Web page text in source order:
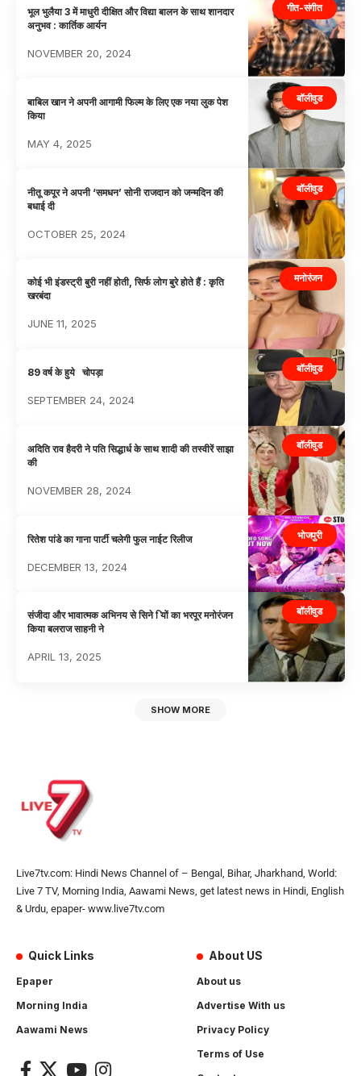
गीत-संगीत
भूल भुलैया 3 में माधुरी दीक्षित और विद्या बालन के साथ शानदार
अनुभव : कार्तिक आर्यन
NOVEMBER 20, 2024
बॉलीवुड
बाबिल खान ने अपनी आगामी फिल्म के लिए एक नया लुक पेश
किया
MAY 4, 2025
बॉलीवुड
नीतू कपूर ने अपनी ‘समधन’ सोनी राजदान को जन्मदिन की
बधाई दी
OCTOBER 25, 2024
मनोरंजन
कोई भी इंडस्ट्री बुरी नहीं होती, सिर्फ लोग बुरे होते हैं : कृति
खरबंदा
JUNE 11, 2025
बॉलीवुड
89 वर्ष के हुये चोपड़ा
SEPTEMBER 24, 2024
बॉलीवुड
अदिति राव हैदरी ने पति सिद्धार्ध के साथ शादी की तस्वीरें साझा
की
NOVEMBER 28, 2024
भोजपुरी
रितेश पांडे का गाना पार्टी चलेगी फुल नाईट रिलीज
DECEMBER 13, 2024
बॉलीवुड
संजीदा और भावात्मक अभिनय से सिने ियों का भरपूर मनोरंजन
किया बलराज साहनी ने
APRIL 13, 2025
SHOW MORE
Live7tv.com: Hindi News Channel of – Bengal, Bihar, Jharkhand, World:
Live 7 TV, Morning India, Aawami News, get latest news in Hindi, English
& Urdu, epaper- www.live7tv.com
Quick Links
Epaper
Morning India
Aawami News
About US
About us
Advertise With us
Privacy Policy
Terms of Use